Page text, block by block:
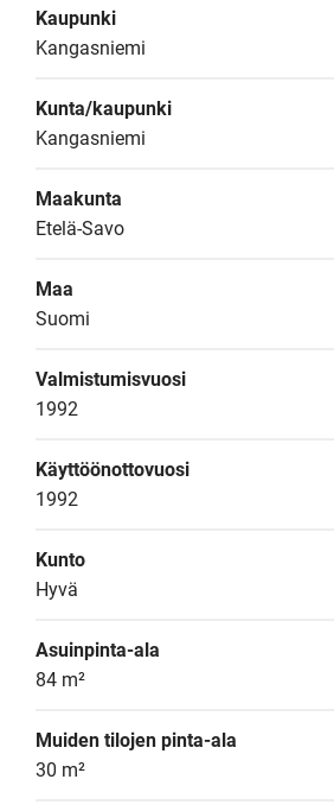
Kaupunki
Kangasniemi
Kunta/kaupunki
Kangasniemi
Maakunta
Etelä-Savo
Maa
Suomi
Valmistumisvuosi
1992
Käyttöönottovuosi
1992
Kunto
Hyvä
Asuinpinta-ala
84 m²
Muiden tilojen pinta-ala
30 m²